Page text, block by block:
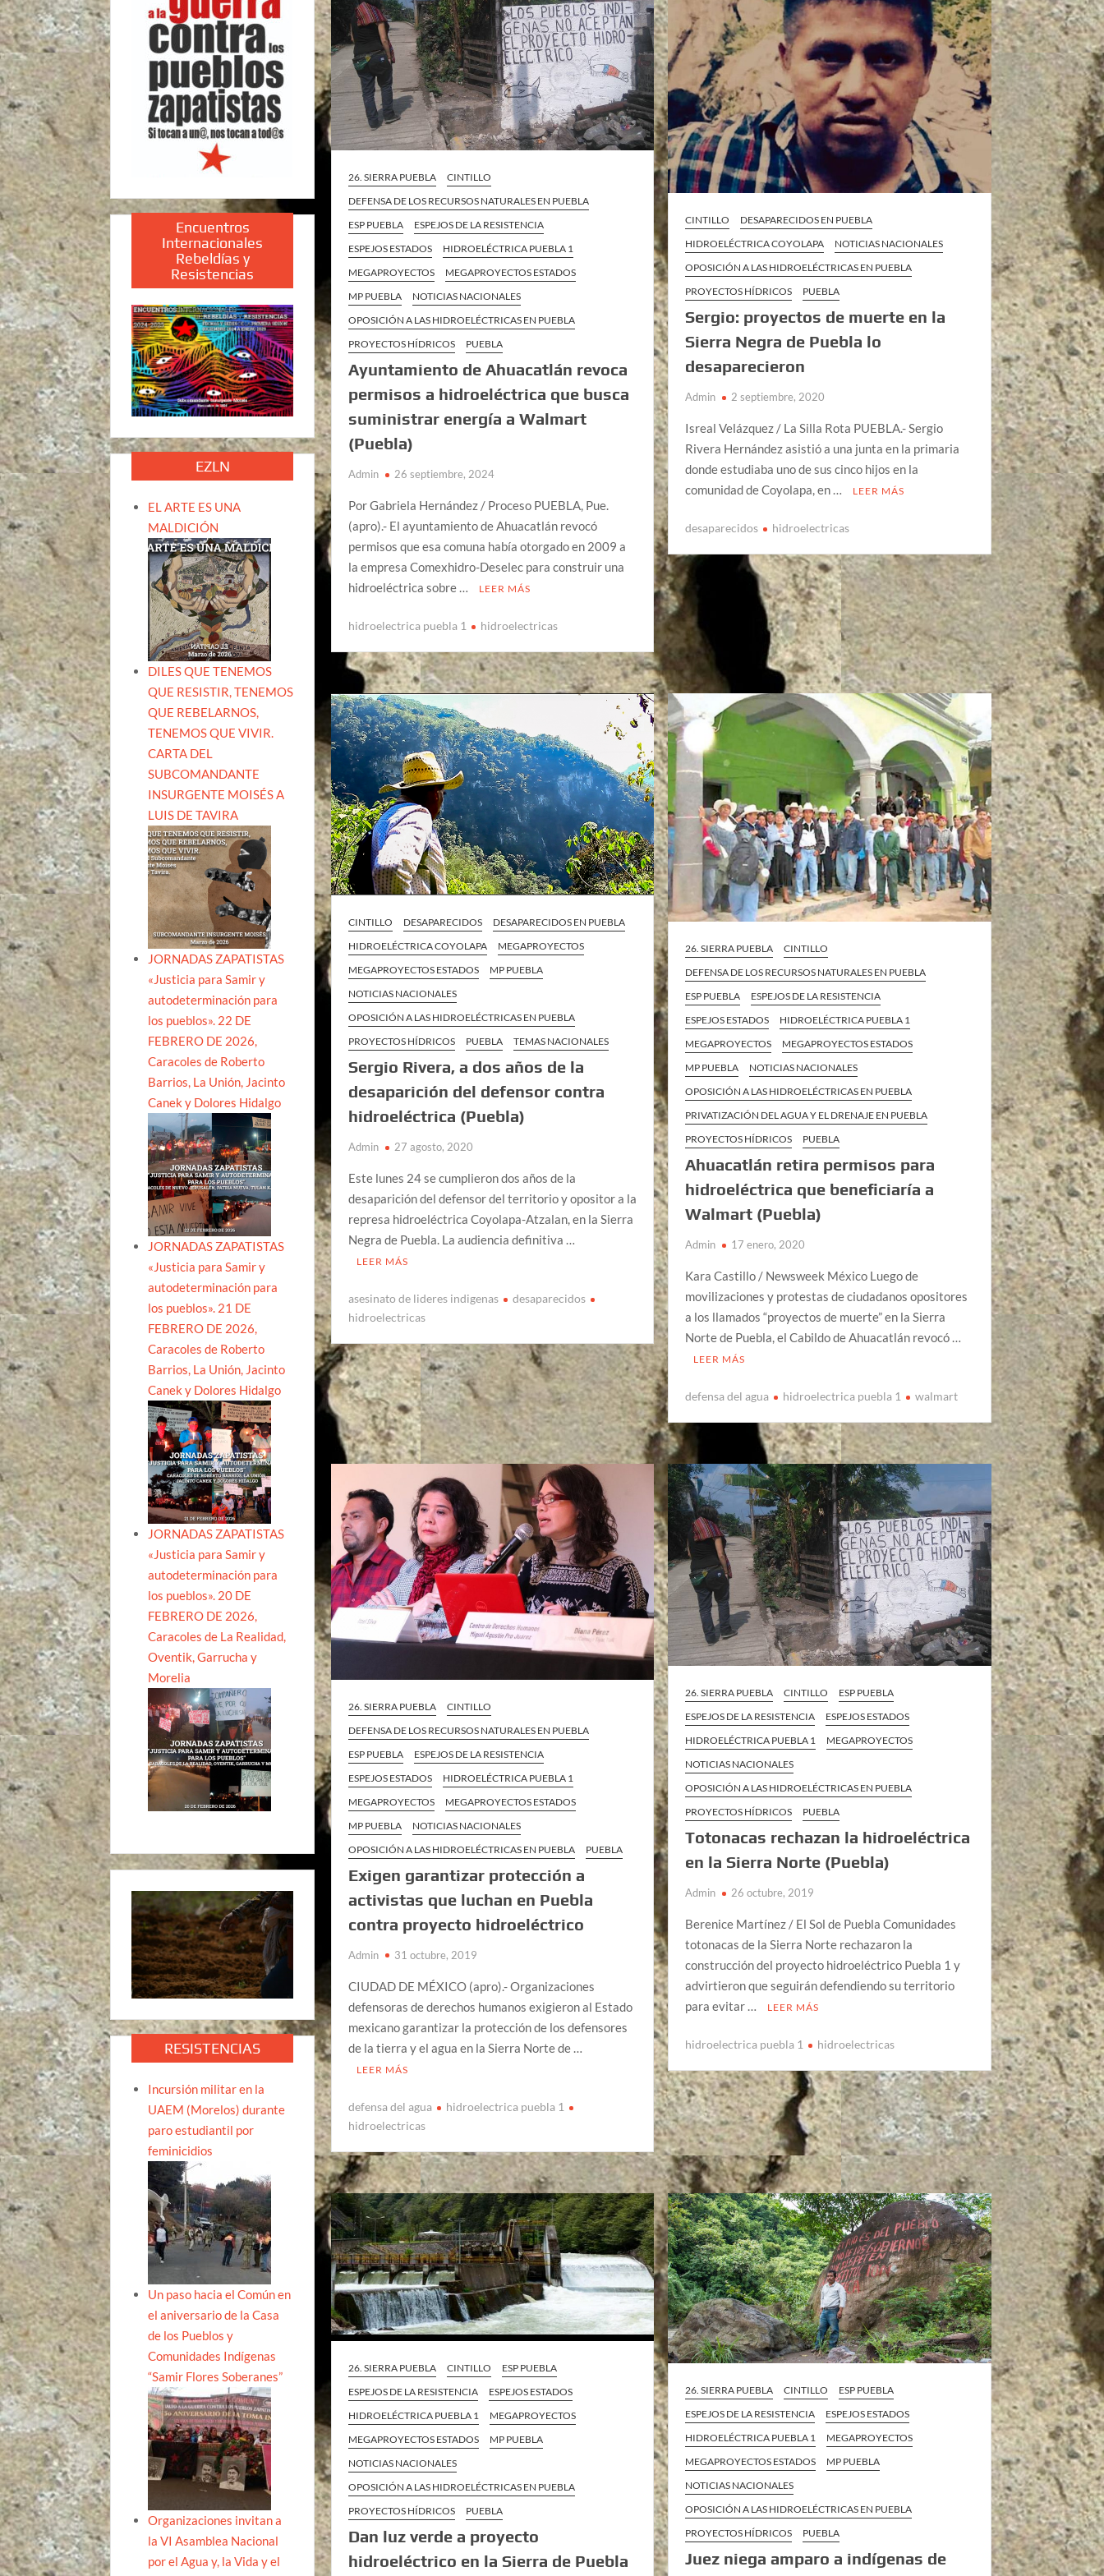
26. SIERRA PUEBLA
CINTILLO
DEFENSA DE LOS RECURSOS NATURALES EN PUEBLA
ESP PUEBLA
ESPEJOS DE LA RESISTENCIA
ESPEJOS ESTADOS
HIDROELÉCTRICA PUEBLA 1
MEGAPROYECTOS
MEGAPROYECTOS ESTADOS
MP PUEBLA
NOTICIAS NACIONALES
OPOSICIÓN A LAS HIDROELÉCTRICAS EN PUEBLA
PROYECTOS HÍDRICOS
PUEBLA
Ayuntamiento de Ahuacatlán revoca
permisos a hidroeléctrica que busca
suministrar energía a Walmart
(Puebla)
Admin 26 septiembre, 2024
Por Gabriela Hernández / Proceso PUEBLA, Pue.
(apro).- El ayuntamiento de Ahuacatlán revocó
permisos que esa comuna había otorgado en 2009 a
la empresa Comexhidro-Deselec para construir una
hidroeléctrica sobre …
LEER MÁS
hidroelectrica puebla 1 hidroelectricas
CINTILLO
DESAPARECIDOS EN PUEBLA
HIDROELÉCTRICA COYOLAPA
NOTICIAS NACIONALES
OPOSICIÓN A LAS HIDROELÉCTRICAS EN PUEBLA
PROYECTOS HÍDRICOS
PUEBLA
Sergio: proyectos de muerte en la
Sierra Negra de Puebla lo
desaparecieron
Admin 2 septiembre, 2020
Isreal Velázquez / La Silla Rota PUEBLA.- Sergio
Rivera Hernández asistió a una junta en la primaria
donde estudiaba uno de sus cinco hijos en la
comunidad de Coyolapa, en …
LEER MÁS
desaparecidos hidroelectricas
CINTILLO DESAPARECIDOS
DESAPARECIDOS EN PUEBLA
HIDROELÉCTRICA COYOLAPA
MEGAPROYECTOS
MEGAPROYECTOS ESTADOS
MP PUEBLA
NOTICIAS NACIONALES
OPOSICIÓN A LAS HIDROELÉCTRICAS EN PUEBLA
PROYECTOS HÍDRICOS
PUEBLA TEMAS NACIONALES
Sergio Rivera, a dos años de la
desaparición del defensor contra
hidroeléctrica (Puebla)
Admin 27 agosto, 2020
Este lunes 24 se cumplieron dos años de la
desaparición del defensor del territorio y opositor a la
represa hidroeléctrica Coyolapa-Atzalan, en la Sierra
Negra de Puebla. La audiencia definitiva …
LEER MÁS
asesinato de lideres indigenas
desaparecidos
hidroelectricas
26. SIERRA PUEBLA
CINTILLO
DEFENSA DE LOS RECURSOS NATURALES EN PUEBLA
ESP PUEBLA
ESPEJOS DE LA RESISTENCIA
ESPEJOS ESTADOS
HIDROELÉCTRICA PUEBLA 1
MEGAPROYECTOS
MEGAPROYECTOS ESTADOS
MP PUEBLA
NOTICIAS NACIONALES
OPOSICIÓN A LAS HIDROELÉCTRICAS EN PUEBLA
PRIVATIZACIÓN DEL AGUA Y EL DRENAJE EN PUEBLA
PROYECTOS HÍDRICOS
PUEBLA
Ahuacatlán retira permisos para
hidroeléctrica que beneficiaría a
Walmart (Puebla)
Admin 17 enero, 2020
Kara Castillo / Newsweek México Luego de
movilizaciones y protestas de ciudadanos opositores
a los llamados “proyectos de muerte” en la Sierra
Norte de Puebla, el Cabildo de Ahuacatlán revocó …
LEER MÁS
defensa del agua hidroelectrica puebla 1 walmart
26. SIERRA PUEBLA
CINTILLO
DEFENSA DE LOS RECURSOS NATURALES EN PUEBLA
ESP PUEBLA
ESPEJOS DE LA RESISTENCIA
ESPEJOS ESTADOS
HIDROELÉCTRICA PUEBLA 1
MEGAPROYECTOS
MEGAPROYECTOS ESTADOS
MP PUEBLA
NOTICIAS NACIONALES
OPOSICIÓN A LAS HIDROELÉCTRICAS EN PUEBLA
PUEBLA
Exigen garantizar protección a
activistas que luchan en Puebla
contra proyecto hidroeléctrico
Admin 31 octubre, 2019
CIUDAD DE MÉXICO (apro).- Organizaciones
defensoras de derechos humanos exigieron al Estado
mexicano garantizar la protección de los defensores
de la tierra y el agua en la Sierra Norte de …
LEER MÁS
defensa del agua
hidroelectrica puebla 1
hidroelectricas
26. SIERRA PUEBLA CINTILLO
ESP PUEBLA
ESPEJOS DE LA RESISTENCIA
ESPEJOS ESTADOS
HIDROELÉCTRICA PUEBLA 1
MEGAPROYECTOS
NOTICIAS NACIONALES
OPOSICIÓN A LAS HIDROELÉCTRICAS EN PUEBLA
PROYECTOS HÍDRICOS
PUEBLA
Totonacas rechazan la hidroeléctrica
en la Sierra Norte (Puebla)
Admin 26 octubre, 2019
Berenice Martínez / El Sol de Puebla Comunidades
totonacas de la Sierra Norte rechazaron la
construcción del proyecto hidroeléctrico Puebla 1 y
advirtieron que seguirán defendiendo su territorio
para evitar …
LEER MÁS
hidroelectrica puebla 1 hidroelectricas
26. SIERRA PUEBLA CINTILLO
ESP PUEBLA
ESPEJOS DE LA RESISTENCIA
ESPEJOS ESTADOS
HIDROELÉCTRICA PUEBLA 1
MEGAPROYECTOS
MEGAPROYECTOS ESTADOS
MP PUEBLA
NOTICIAS NACIONALES
OPOSICIÓN A LAS HIDROELÉCTRICAS EN PUEBLA
PROYECTOS HÍDRICOS
PUEBLA
Dan luz verde a proyecto
hidroeléctrico en la Sierra de Puebla
26. SIERRA PUEBLA CINTILLO
ESP PUEBLA
ESPEJOS DE LA RESISTENCIA
ESPEJOS ESTADOS
HIDROELÉCTRICA PUEBLA 1
MEGAPROYECTOS
MEGAPROYECTOS ESTADOS
MP PUEBLA
NOTICIAS NACIONALES
OPOSICIÓN A LAS HIDROELÉCTRICAS EN PUEBLA
PROYECTOS HÍDRICOS
PUEBLA
Juez niega amparo a indígenas de
Encuentros
Internacionales
Rebeldías y
Resistencias
EZLN
EL ARTE ES UNA
MALDICIÓN
DILES QUE TENEMOS
QUE RESISTIR, TENEMOS
QUE REBELARNOS,
TENEMOS QUE VIVIR.
CARTA DEL
SUBCOMANDANTE
INSURGENTE MOISÉS A
LUIS DE TAVIRA
JORNADAS ZAPATISTAS
«Justicia para Samir y
autodeterminación para
los pueblos». 22 DE
FEBRERO DE 2026,
Caracoles de Roberto
Barrios, La Unión, Jacinto
Canek y Dolores Hidalgo
JORNADAS ZAPATISTAS
«Justicia para Samir y
autodeterminación para
los pueblos». 21 DE
FEBRERO DE 2026,
Caracoles de Roberto
Barrios, La Unión, Jacinto
Canek y Dolores Hidalgo
JORNADAS ZAPATISTAS
«Justicia para Samir y
autodeterminación para
los pueblos». 20 DE
FEBRERO DE 2026,
Caracoles de La Realidad,
Oventik, Garrucha y
Morelia
RESISTENCIAS
Incursión militar en la
UAEM (Morelos) durante
paro estudiantil por
feminicidios
Un paso hacia el Común en
el aniversario de la Casa
de los Pueblos y
Comunidades Indígenas
“Samir Flores Soberanes”
Organizaciones invitan a
la VI Asamblea Nacional
por el Agua y, la Vida y el